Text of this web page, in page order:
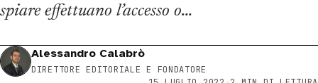
spiare effettuano l’accesso o…
Alessandro Calabrò
DIRETTORE EDITORIALE E FONDATORE